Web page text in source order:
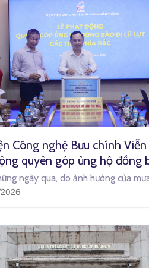
Công nghệ Bưu chính
quyên góp ủng hộ đồng
các tỉnh miền núi phía Bắc
ngày qua, do ảnh hưởng của
địa phương